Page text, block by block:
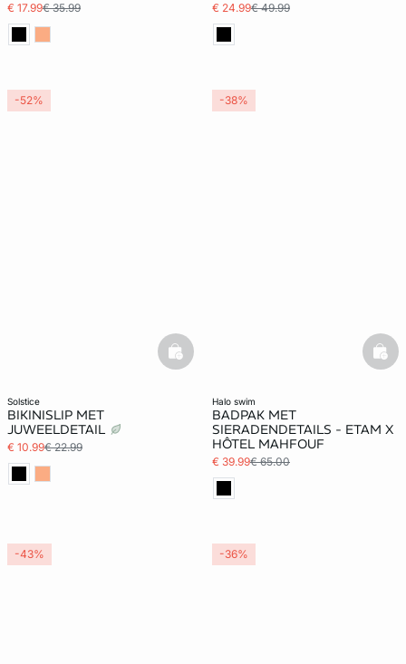
€ 17.99€ 35.99 € 24.99€ 49.99
solstice
BIKINISLIP MET
JUWEELDETAIL
€ 10.99€ 22.99
basketfull
-52%
halo swim
BADPAK MET
SIERADENDETAILS - ETAM X
HÔTEL MAHFOUF
€ 39.99€ 65.00
-38%
-43% -36%